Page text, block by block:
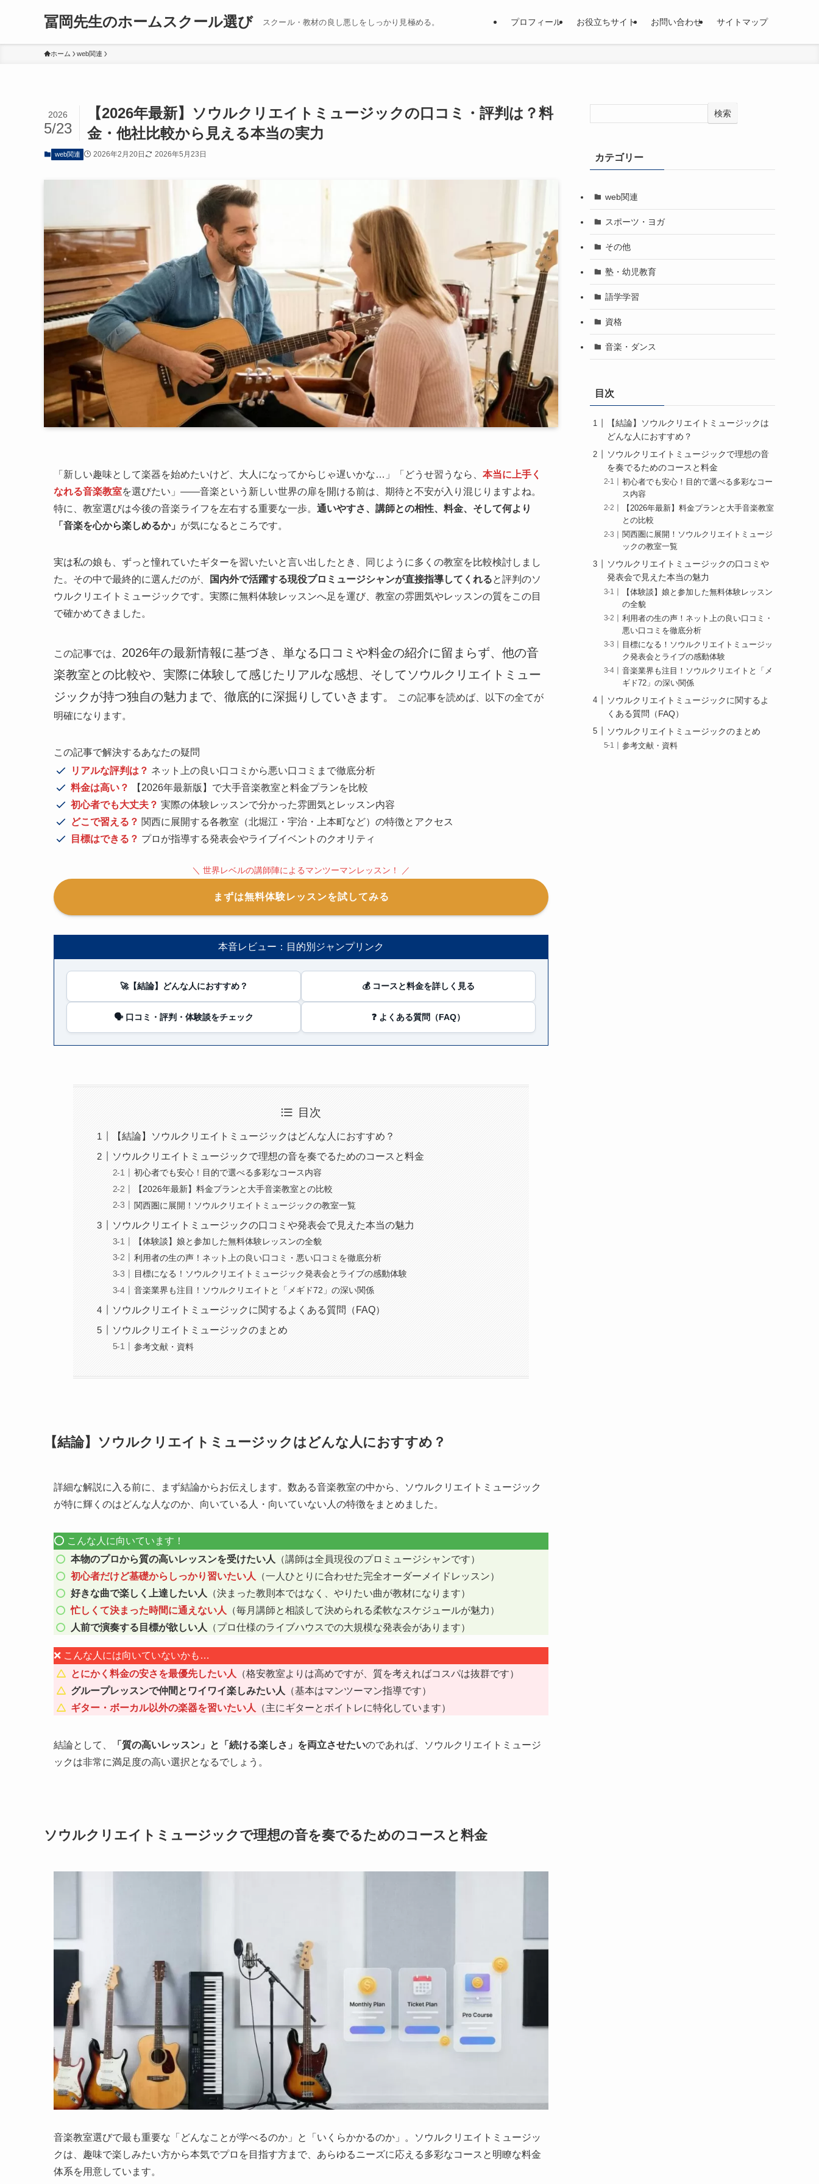
冨岡先生のホームスクール選び スクール・教材の良し悪しをしっかり見極める。 プロフィール お役立ちサイト お問い合わせ サイトマップ
ホーム web関連
【2026年最新】ソウルクリエイトミュージックの口コミ・評判は？料
金・他社比較から見える本当の実力
2026
5/23
web関連 2026年2月20日 2026年5月23日
「新しい趣味として楽器を始めたいけど、大人になってからじゃ遅いかな…」「どうせ習うなら、 本当に上手く
なれる音楽教室を選びたい」——音楽という新しい世界の扉を開ける前は、期待と不安が入り混じりますよね。
特に、教室選びは今後の音楽ライフを左右する重要な一歩。 通いやすさ、講師との相性、料金、そして何より
「音楽を心から楽しめるか」 が気になるところです。
実は私の娘も、ずっと憧れていたギターを習いたいと言い出したとき、同じように多くの教室を比較検討しまし
た。その中で最終的に選んだのが、
国内外で活躍する現役プロミュージシャンが直接指導してくれると評判のソ
ウルクリエイトミュージックです。実際に無料体験レッスンへ足を運び、教室の雰囲気やレッスンの質をこの目
で確かめてきました。
この記事では、 2026年の最新情報に基づき、単なる口コミや料金の紹介に留まらず、他の音
楽教室との比較や、実際に体験して感じたリアルな感想、そしてソウルクリエイトミュー
ジックが持つ独自の魅力まで、徹底的に深掘りしていきます。
この記事を読めば、以下の全てが
明確になります。
この記事で解決するあなたの疑問
リアルな評判は？ ネット上の良い口コミから悪い口コミまで徹底分析
料金は高い？
【2026年最新版】で大手音楽教室と料金プランを比較
初心者でも大丈夫？ 実際の体験レッスンで分かった雰囲気とレッスン内容
どこで習える？ 関西に展開する各教室（北堀江・宇治・上本町など）の特徴とアクセス
目標はできる？ プロが指導する発表会やライブイベントのクオリティ
＼ 世界レベルの講師陣によるマンツーマンレッスン！ ／
まずは無料体験レッスンを試してみる
本音レビュー：目的別ジャンプリンク
🚀【結論】どんな人におすすめ？ 💰 コースと料金を詳しく見る
🗣️ 口コミ・評判・体験談をチェック ❓ よくある質問（FAQ）
目次
【結論】ソウルクリエイトミュージックはどんな人におすすめ？
ソウルクリエイトミュージックで理想の音を奏でるためのコースと料金
初心者でも安心！目的で選べる多彩なコース内容
【2026年最新】料金プランと大手音楽教室との比較
関西圏に展開！ソウルクリエイトミュージックの教室一覧
ソウルクリエイトミュージックの口コミや発表会で見えた本当の魅力
【体験談】娘と参加した無料体験レッスンの全貌
利用者の生の声！ネット上の良い口コミ・悪い口コミを徹底分析
目標になる！ソウルクリエイトミュージック発表会とライブの感動体験
音楽業界も注目！ソウルクリエイトと「メギド72」の深い関係
ソウルクリエイトミュージックに関するよくある質問（FAQ）
ソウルクリエイトミュージックのまとめ
参考文献・資料
【結論】ソウルクリエイトミュージックはどんな人におすすめ？
詳細な解説に入る前に、まず結論からお伝えします。数ある音楽教室の中から、ソウルクリエイトミュージック
が特に輝くのはどんな人なのか、向いている人・向いていない人の特徴をまとめました。
⭕️ こんな人に向いています！
本物のプロから質の高いレッスンを受けたい人
（講師は全員現役のプロミュージシャンです）
初心者だけど基礎からしっかり習いたい人
（一人ひとりに合わせた完全オーダーメイドレッスン）
好きな曲で楽しく上達したい人
（決まった教則本ではなく、やりたい曲が教材になります）
忙しくて決まった時間に通えない人
（毎月講師と相談して決められる柔軟なスケジュールが魅力）
人前で演奏する目標が欲しい人
（プロ仕様のライブハウスでの大規模な発表会があります）
❌ こんな人には向いていないかも…
とにかく料金の安さを最優先したい人
（格安教室よりは高めですが、質を考えればコスパは抜群です）
グループレッスンで仲間とワイワイ楽しみたい人
（基本はマンツーマン指導です）
ギター・ボーカル以外の楽器を習いたい人
（主にギターとボイトレに特化しています）
結論として、 「質の高いレッスン」と「続ける楽しさ」を両立させたいのであれば、ソウルクリエイトミュージ
ックは非常に満足度の高い選択となるでしょう。
ソウルクリエイトミュージックで理想の音を奏でるためのコースと料金
音楽教室選びで最も重要な「どんなことが学べるのか」と「いくらかかるのか」。ソウルクリエイトミュージッ
クは、趣味で楽しみたい方から本気でプロを目指す方まで、あらゆるニーズに応える多彩なコースと明瞭な料金
体系を用意しています。
検索
カテゴリー
web関連
スポーツ・ヨガ
その他
塾・幼児教育
語学学習
資格
音楽・ダンス
目次
【結論】ソウルクリエイトミュージックは
どんな人におすすめ？
ソウルクリエイトミュージックで理想の音
を奏でるためのコースと料金
初心者でも安心！目的で選べる多彩なコー
ス内容
【2026年最新】料金プランと大手音楽教室
との比較
関西圏に展開！ソウルクリエイトミュージ
ックの教室一覧
ソウルクリエイトミュージックの口コミや
発表会で見えた本当の魅力
【体験談】娘と参加した無料体験レッスン
の全貌
利用者の生の声！ネット上の良い口コミ・
悪い口コミを徹底分析
目標になる！ソウルクリエイトミュージッ
ク発表会とライブの感動体験
音楽業界も注目！ソウルクリエイトと「メ
ギド72」の深い関係
ソウルクリエイトミュージックに関するよ
くある質問（FAQ）
ソウルクリエイトミュージックのまとめ
参考文献・資料